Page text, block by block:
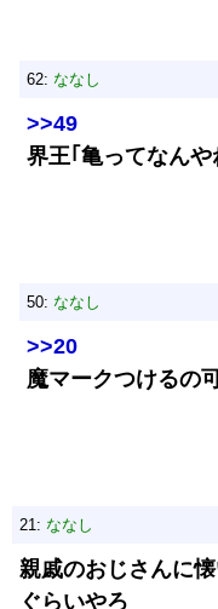
62: ななし
>>49
界王｢亀ってなんや
50: ななし
>>20
魔マークつけるの
21: ななし
親戚のおじさんに
ぐらいやろ